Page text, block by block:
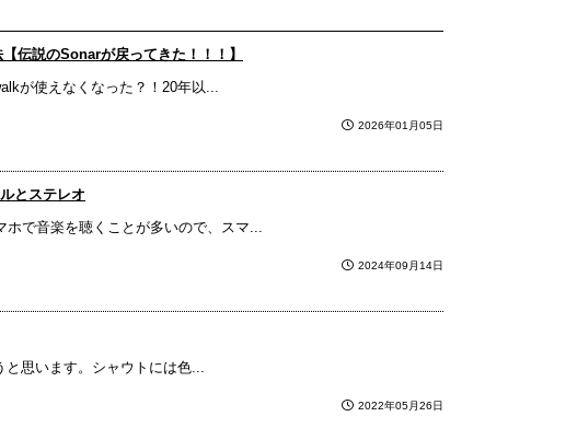
伝説のSonarが戻ってきた！！！】
が使えなくなった？！20年以...
2026年01月05日
とステレオ
で音楽を聴くことが多いので、スマ...
2024年09月14日
思います。シャウトには色...
2022年05月26日